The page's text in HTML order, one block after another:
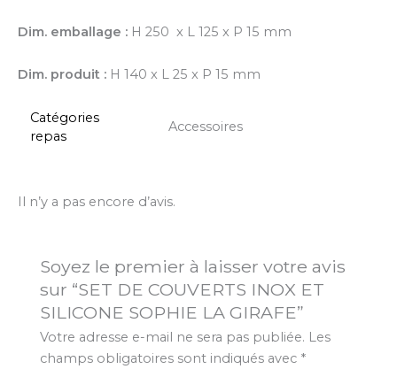
Dim. emballage : H 250 x L 125 x P 15 mm
Dim. produit : H 140 x L 25 x P 15 mm
Catégories
repas
Accessoires
Il n’y a pas encore d’avis.
Soyez le premier à laisser votre avis
sur “SET DE COUVERTS INOX ET
SILICONE SOPHIE LA GIRAFE”
Votre adresse e-mail ne sera pas publiée. Les
champs obligatoires sont indiqués avec *